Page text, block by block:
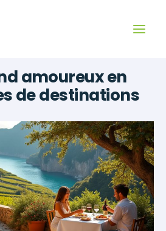
amoureux en
de destinations